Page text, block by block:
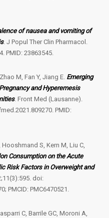
of nausea and vomiting of
. J Popul Ther Clin Pharmacol.
PMID: 23863545.
M, Fan Y, Jiang E. Emerging
and Hyperemesis
. Front Med (Lausanne).
PMID:
S, Kern M, Liu C,
Consumption on the Acute
Risk Factors in Overweight and
doi:
PMCID: PMC6470521.
C, Barrile GC, Moroni A,